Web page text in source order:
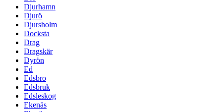
Djurhamn
Djurö
Djursholm
Docksta
Drag
Dragskär
Dyrön
Ed
Edsbro
Edsbruk
Edsleskog
Ekenäs